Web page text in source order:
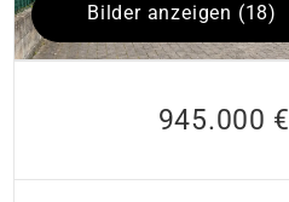
Bilder anzeigen (18)
945.000 €